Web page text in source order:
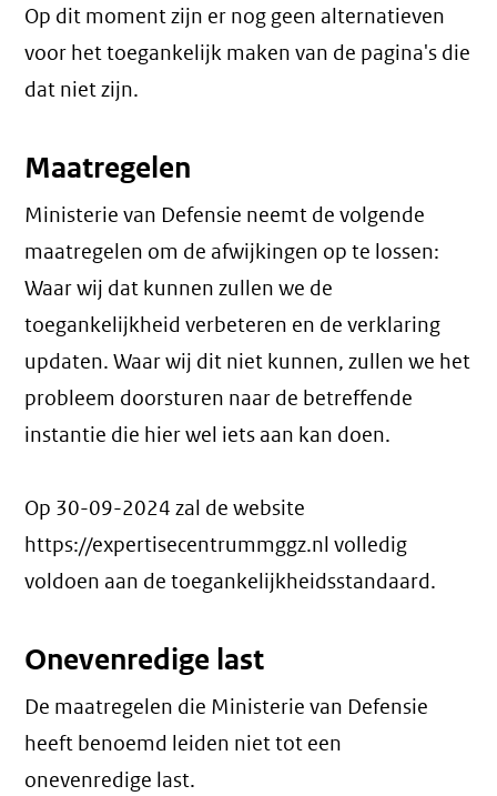
Op dit moment zijn er nog geen alternatieven
voor het toegankelijk maken van de pagina's die
dat niet zijn.
Maatregelen
Ministerie van Defensie neemt de volgende
maatregelen om de afwijkingen op te lossen:
Waar wij dat kunnen zullen we de
toegankelijkheid verbeteren en de verklaring
updaten. Waar wij dit niet kunnen, zullen we het
probleem doorsturen naar de betreffende
instantie die hier wel iets aan kan doen.
Op 30-09-2024 zal de website
https://expertisecentrummggz.nl volledig
voldoen aan de toegankelijkheidsstandaard.
Onevenredige last
De maatregelen die Ministerie van Defensie
heeft benoemd leiden niet tot een
onevenredige last.